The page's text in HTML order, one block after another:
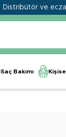
Distribütör ve
Saç Bakımı